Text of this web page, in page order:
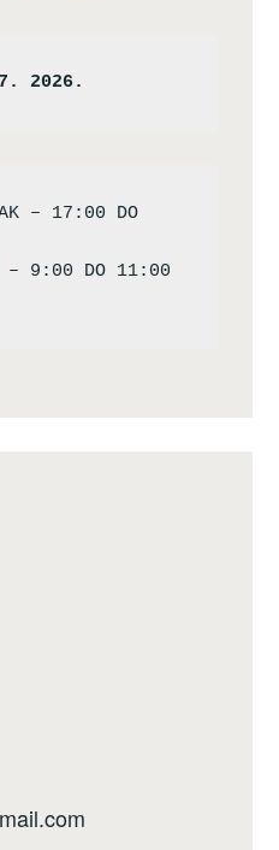
2026.
– 17:00 DO
– 9:00 DO 11:00